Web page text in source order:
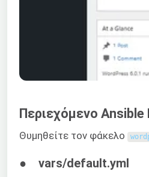
Περιεχόμενο
Θυμηθείτε τον φάκελο
● vars/default.yml